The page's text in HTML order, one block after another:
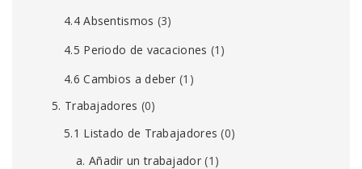
4.4 Absentismos (3)
4.5 Periodo de vacaciones (1)
4.6 Cambios a deber (1)
5. Trabajadores (0)
5.1 Listado de Trabajadores (0)
a. Añadir un trabajador(1)